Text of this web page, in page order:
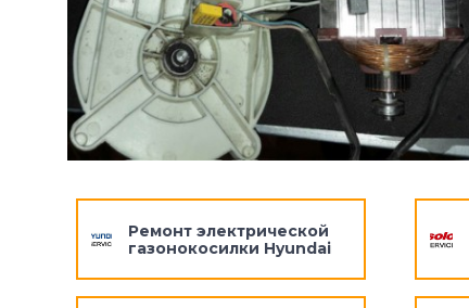
Ремонт электрической
газонокосилки Hyundai